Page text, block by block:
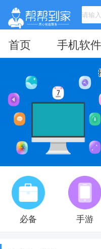
首页 手机软件
必备 手游